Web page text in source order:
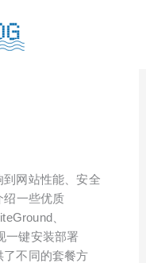
网站性能、安全
绍一些优质
、
一键安装部署
不同的套餐方